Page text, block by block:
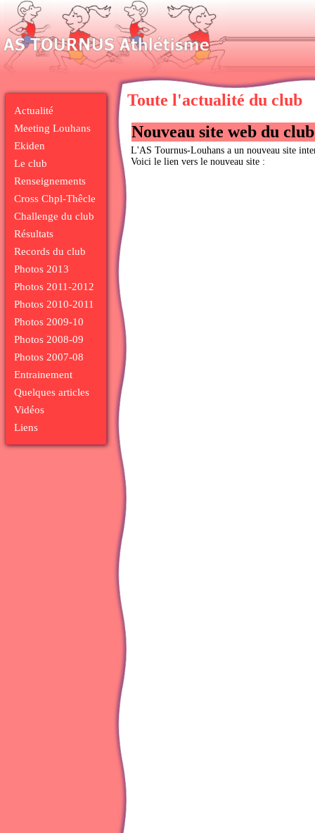
Actualité
Meeting Louhans
Ekiden
Le club
Renseignements
Cross Chpl-Thêcle
Challenge du club
Résultats
Records du club
Photos 2013
Photos 2011-2012
Photos 2010-2011
Photos 2009-10
Photos 2008-09
Photos 2007-08
Entrainement
Quelques articles
Vidéos
Liens
Toute l'actualité du club
Nouveau site web du club
L'AS Tournus-Louhans a un nouveau site
Voici le lien vers le nouveau site :